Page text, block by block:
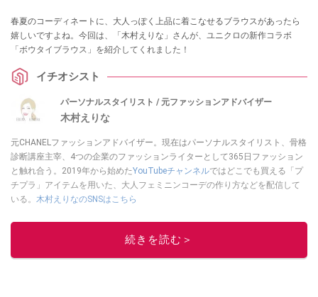
春夏のコーディネートに、大人っぽく上品に着こなせるブラウスがあったら
嬉しいですよね。今回は、「木村えりな」さんが、ユニクロの新作コラボ
「ボウタイブラウス」を紹介してくれました！
イチオシスト
パーソナルスタイリスト / 元ファッションアドバイザー
木村えりな
元CHANELファッションアドバイザー。現在はパーソナルスタイリスト、骨格
診断講座主宰、4つの企業のファッションライターとして365日ファッション
と触れ合う。2019年から始めたYouTubeチャンネルではどこでも買える「プ
チプラ」アイテムを用いた、大人フェミニンコーデの作り方などを配信して
いる。 木村えりなのSNSはこちら
このイチオシストの他の記事を読む
続きを読む＞